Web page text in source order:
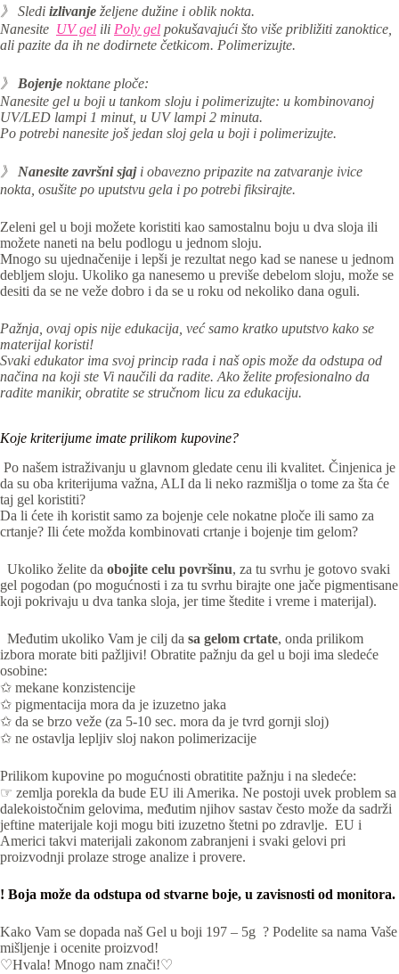
》 Sledi izlivanje željene dužine i oblik nokta.
Nanesite UV gel ili Poly gel pokušavajući što više približiti zanoktice,
ali pazite da ih ne dodirnete četkicom. Polimerizujte.
》 Bojenje noktane ploče:
Nanesite gel u boji u tankom sloju i polimerizujte: u kombinovanoj
UV/LED lampi 1 minut, u UV lampi 2 minuta.
Po potrebi nanesite još jedan sloj gela u boji i polimerizujte.
》 Nanesite završni sjaj i obavezno pripazite na zatvaranje ivice
nokta, osušite po uputstvu gela i po potrebi fiksirajte.
Zeleni gel u boji možete koristiti kao samostalnu boju u dva sloja ili
možete naneti na belu podlogu u jednom sloju.
Mnogo su ujednačenije i lepši je rezultat nego kad se nanese u jednom
debljem sloju. Ukoliko ga nanesemo u previše debelom sloju, može se
desiti da se ne veže dobro i da se u roku od nekoliko dana oguli.
Pažnja, ovaj opis nije edukacija, već samo kratko uputstvo kako se
materijal koristi!
Svaki edukator ima svoj princip rada i naš opis može da odstupa od
načina na koji ste Vi naučili da radite. Ako želite profesionalno da
radite manikir, obratite se stručnom licu za edukaciju.
Koje kriterijume imate prilikom kupovine?
Po našem istraživanju u glavnom gledate cenu ili kvalitet. Činjenica je
da su oba kriterijuma važna, ALI da li neko razmišlja o tome za šta će
taj gel koristiti?
Da li ćete ih koristit samo za bojenje cele nokatne ploče ili samo za
crtanje? Ili ćete možda kombinovati crtanje i bojenje tim gelom?
Ukoliko želite da obojite celu površinu, za tu svrhu je gotovo svaki
gel pogodan (po mogućnosti i za tu svrhu birajte one jače pigmentisane
koji pokrivaju u dva tanka sloja, jer time štedite i vreme i materijal).
Međutim ukoliko Vam je cilj da sa gelom crtate, onda prilikom
izbora morate biti pažljivi! Obratite pažnju da gel u boji ima sledeće
osobine:
✩ mekane konzistencije
✩ pigmentacija mora da je izuzetno jaka
✩ da se brzo veže (za 5-10 sec. mora da je tvrd gornji sloj)
✩ ne ostavlja lepljiv sloj nakon polimerizacije
Prilikom kupovine po mogućnosti obratitite pažnju i na sledeće:
☞ zemlja porekla da bude EU ili Amerika. Ne postoji uvek problem sa
dalekoistočnim gelovima, međutim njihov sastav često može da sadrži
jeftine materijale koji mogu biti izuzetno štetni po zdravlje. EU i
Americi takvi materijali zakonom zabranjeni i svaki gelovi pri
proizvodnji prolaze stroge analize i provere.
! Boja može da odstupa od stvarne boje, u zavisnosti od monitora.
Kako Vam se dopada naš Gel u boji 197 – 5g ? Podelite sa nama Vaše
mišljenje i ocenite proizvod!
♡Hvala! Mnogo nam znači!♡